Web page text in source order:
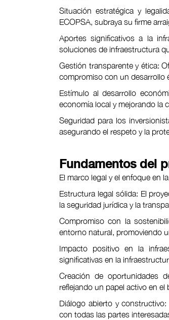
Situación estratégica y
ECOPSA, subraya su firme
Aportes significativos a la
soluciones de infraestructura
Gestión transparente y ética:
compromiso con un desarrollo
Estímulo al desarrollo
economía local y mejorando la
Seguridad para los
asegurando el respeto y la
Fundamentos del
El marco legal y el enfoque en
Estructura legal sólida: El
la seguridad jurídica y la
Compromiso con la
entorno natural, promoviendo
Impacto positivo en la
significativas en la
Creación de oportunidades
reflejando un papel activo en
Diálogo abierto y
con todas las partes